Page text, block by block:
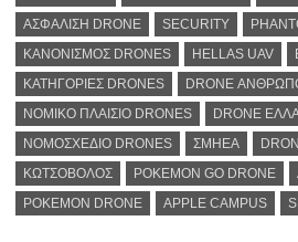
ΑΣΦΑΛΙΣΗ DRONE
SECURITY
ΚΑΝΟΝΙΣΜΟΣ DRONES
HELLAS UAV
ΚΑΤΗΓΟΡΙΕΣ DRONES
DRONE
ΝΟΜΙΚΟ ΠΛΑΙΣΙΟ DRONES
DRONE
ΝΟΜΟΣΧΕΔΙΟ DRONES
ΣΜΗΕΑ
ΚΩΤΣΟΒΟΛΟΣ
POKEMON GO DRONE
POKEMON DRONE
APPLE CAMPUS